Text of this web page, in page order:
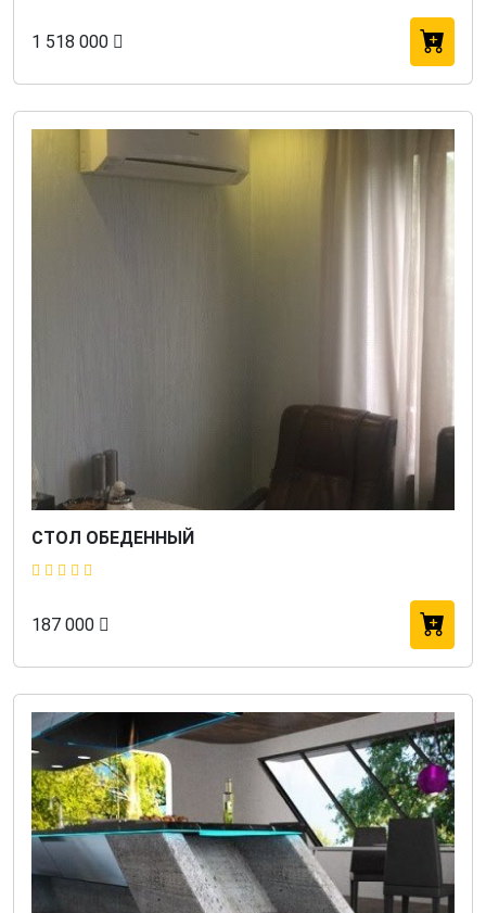
1 518 000
СТОЛ ОБЕДЕННЫЙ
187 000